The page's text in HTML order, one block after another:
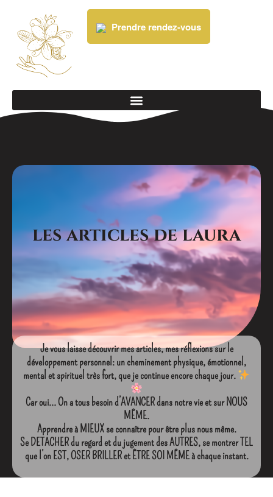
Prendre rendez-vous
les articles de laura
Je vous laisse découvrir mes articles, mes réflexions sur le
développement personnel: un cheminement physique, émotionnel,
mental et spirituel très fort, que je continue encore chaque jour.
Car oui… On a tous besoin d’AVANCER dans notre vie et sur NOUS
MÊME.
Apprendre à MIEUX se connaître pour être plus nous même.
Se DETACHER du regard et du jugement des AUTRES, se montrer TEL
que l’on EST, OSER BRILLER et ÊTRE SOI MÊME à chaque instant.